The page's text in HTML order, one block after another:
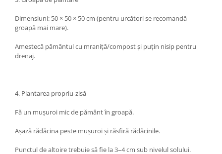
Dimensiuni: 50 × 50 × 50 cm (pentru urcători se recomandă
groapă mai mare).
Amestecă pământul cu mraniță/compost și puțin nisip pentru
drenaj.
4. Plantarea propriu-zisă
Fă un mușuroi mic de pământ în groapă.
Așază rădăcina peste mușuroi și răsfiră rădăcinile.
Punctul de altoire trebuie să fie la 3–4 cm sub nivelul solului.